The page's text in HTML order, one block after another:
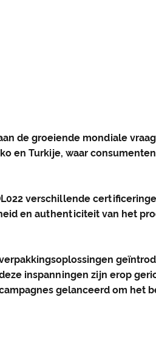
de groeiende mondiale
en Turkije, waar
verschillende
en authenticiteit van het
inspanningen zijn erop
gelanceerd om het